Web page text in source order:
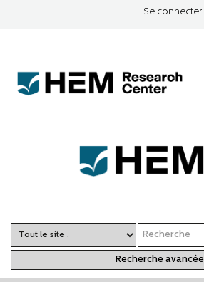
Se connecter
Recherche avancée